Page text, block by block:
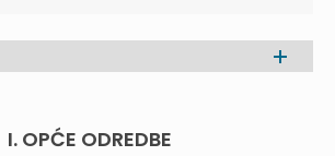
I. OPĆE ODREDBE